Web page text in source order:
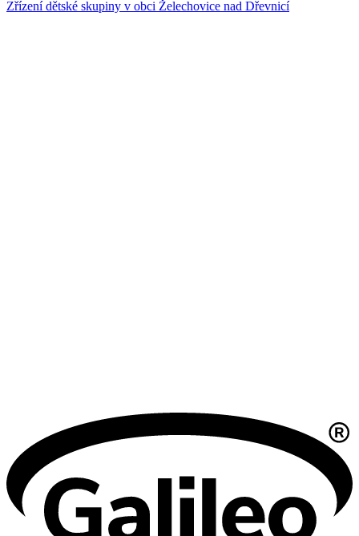
Zřízení dětské skupiny v obci Želechovice nad Dřevnicí